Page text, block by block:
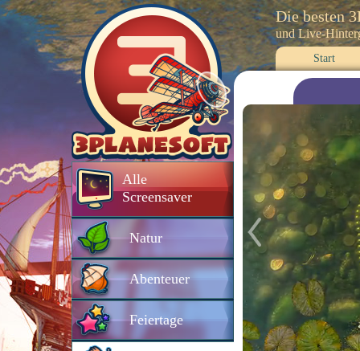
Alle
Screensaver
Natur
Abenteuer
Feiertage
Die besten
und Live-
Start